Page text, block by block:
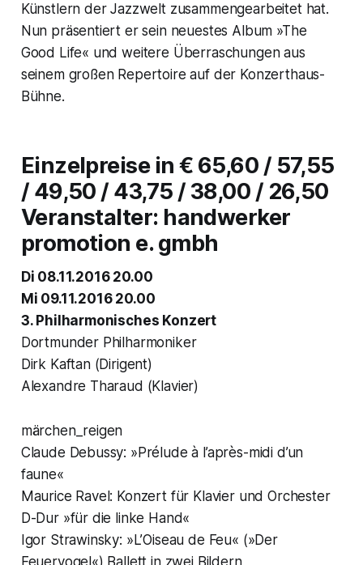
Künstlern der Jazzwelt zusammengearbeitet hat.
Nun präsentiert er sein neuestes Album »The
Good Life« und weitere Überraschungen aus
seinem großen Repertoire auf der Konzerthaus-
Bühne.
Einzelpreise in € 65,60 / 57,55
/ 49,50 / 43,75 / 38,00 / 26,50
Veranstalter: handwerker
promotion e. gmbh
Di 08.11.2016 20.00
Mi 09.11.2016 20.00
3. Philharmonisches Konzert
Dortmunder Philharmoniker
Dirk Kaftan (Dirigent)
Alexandre Tharaud (Klavier)
märchen_reigen
Claude Debussy: »Prélude à l’après-midi d’un
faune«
Maurice Ravel: Konzert für Klavier und Orchester
D-Dur »für die linke Hand«
Igor Strawinsky: »L’Oiseau de Feu« (»Der